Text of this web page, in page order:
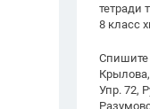
тетради
8 класс
Спишите
Упр. 72,